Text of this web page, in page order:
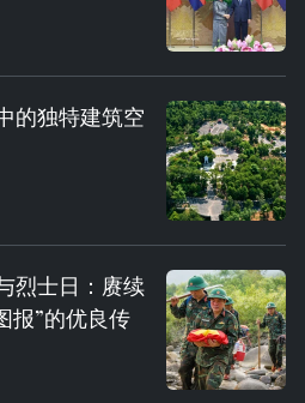
的独特建筑空
烈士日：赓续
报”的优良传